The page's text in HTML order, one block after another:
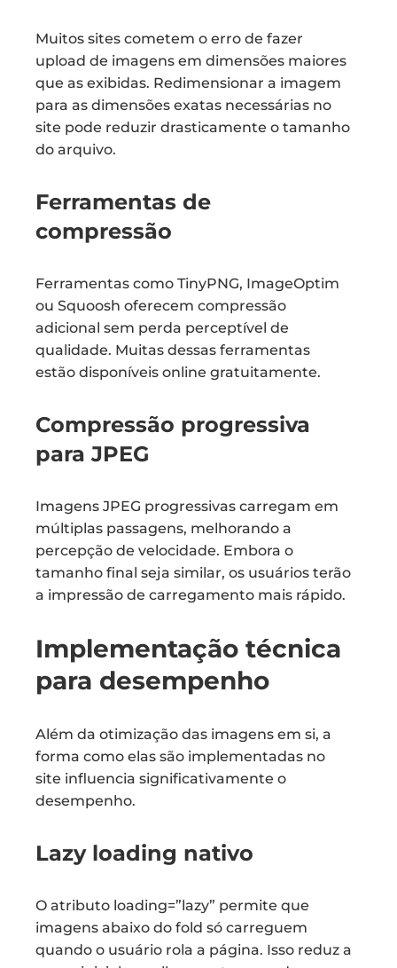
Muitos sites cometem o erro de fazer
upload de imagens em dimensões maiores
que as exibidas. Redimensionar a imagem
para as dimensões exatas necessárias no
site pode reduzir drasticamente o tamanho
do arquivo.
Ferramentas de
compressão
Ferramentas como TinyPNG, ImageOptim
ou Squoosh oferecem compressão
adicional sem perda perceptível de
qualidade. Muitas dessas ferramentas
estão disponíveis online gratuitamente.
Compressão progressiva
para JPEG
Imagens JPEG progressivas carregam em
múltiplas passagens, melhorando a
percepção de velocidade. Embora o
tamanho final seja similar, os usuários terão
a impressão de carregamento mais rápido.
Implementação técnica
para desempenho
Além da otimização das imagens em si, a
forma como elas são implementadas no
site influencia significativamente o
desempenho.
Lazy loading nativo
O atributo loading=”lazy” permite que
imagens abaixo do fold só carreguem
quando o usuário rola a página. Isso reduz a